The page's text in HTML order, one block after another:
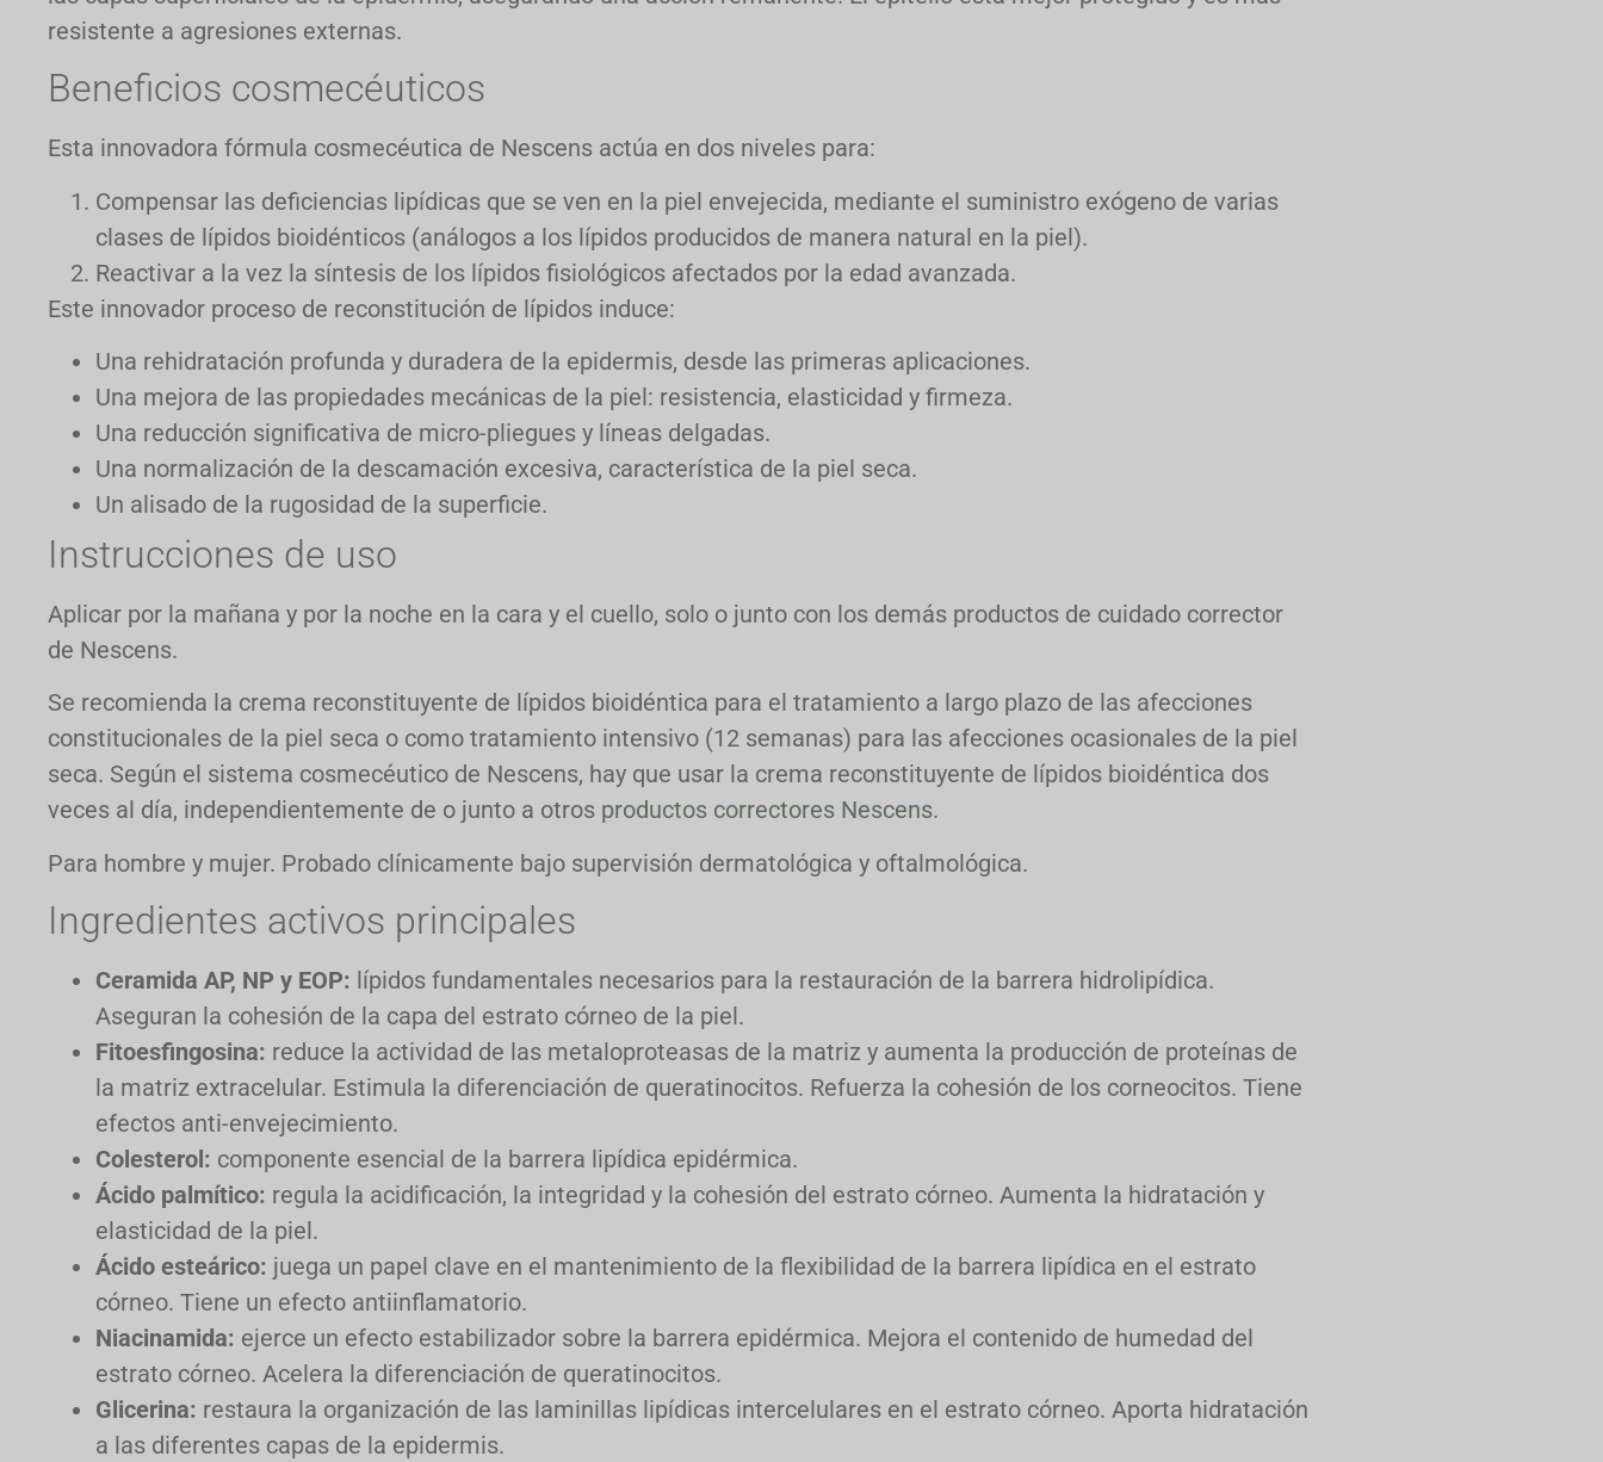
resistente a agresiones externas.
Beneficios cosmecéuticos
Esta innovadora fórmula cosmecéutica de Nescens actúa en dos niveles para:
Compensar las deficiencias lipídicas que se ven en la piel envejecida, mediante el suministro exógeno de varias
clases de lípidos bioidénticos (análogos a los lípidos producidos de manera natural en la piel).
Reactivar a la vez la síntesis de los lípidos fisiológicos afectados por la edad avanzada.
Este innovador proceso de reconstitución de lípidos induce:
Una rehidratación profunda y duradera de la epidermis, desde las primeras aplicaciones.
Una mejora de las propiedades mecánicas de la piel: resistencia, elasticidad y firmeza.
Una reducción significativa de micro-pliegues y líneas delgadas.
Una normalización de la descamación excesiva, característica de la piel seca.
Un alisado de la rugosidad de la superficie.
Instrucciones de uso
Aplicar por la mañana y por la noche en la cara y el cuello, solo o junto con los demás productos de cuidado corrector
de Nescens.
Se recomienda la crema reconstituyente de lípidos bioidéntica para el tratamiento a largo plazo de las afecciones
constitucionales de la piel seca o como tratamiento intensivo (12 semanas) para las afecciones ocasionales de la piel
seca. Según el sistema cosmecéutico de Nescens, hay que usar la crema reconstituyente de lípidos bioidéntica dos
veces al día, independientemente de o junto a otros productos correctores Nescens.
Para hombre y mujer. Probado clínicamente bajo supervisión dermatológica y oftalmológica.
Ingredientes activos principales
Ceramida AP, NP y EOP: lípidos fundamentales necesarios para la restauración de la barrera hidrolipídica.
Aseguran la cohesión de la capa del estrato córneo de la piel.
Fitoesfingosina: reduce la actividad de las metaloproteasas de la matriz y aumenta la producción de proteínas de
la matriz extracelular. Estimula la diferenciación de queratinocitos. Refuerza la cohesión de los corneocitos. Tiene
efectos anti-envejecimiento.
Colesterol: componente esencial de la barrera lipídica epidérmica.
Ácido palmítico: regula la acidificación, la integridad y la cohesión del estrato córneo. Aumenta la hidratación y
elasticidad de la piel.
Ácido esteárico: juega un papel clave en el mantenimiento de la flexibilidad de la barrera lipídica en el estrato
córneo. Tiene un efecto antiinflamatorio.
Niacinamida: ejerce un efecto estabilizador sobre la barrera epidérmica. Mejora el contenido de humedad del
estrato córneo. Acelera la diferenciación de queratinocitos.
Glicerina: restaura la organización de las laminillas lipídicas intercelulares en el estrato córneo. Aporta hidratación
a las diferentes capas de la epidermis.